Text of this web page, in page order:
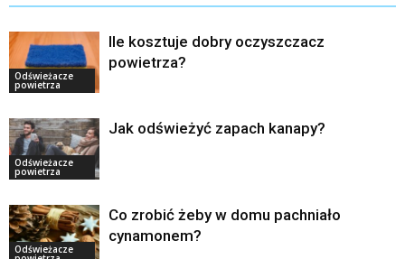
Odświeżacze
powietrza
Ile kosztuje dobry oczyszczacz
powietrza?
Odświeżacze
powietrza
Jak odświeżyć zapach kanapy?
Odświeżacze
Co zrobić żeby w domu pachniało
cynamonem?